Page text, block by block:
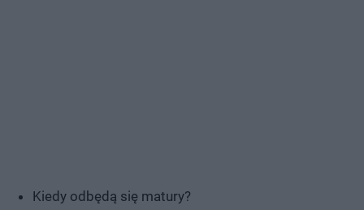
Kiedy odbędą się matury?